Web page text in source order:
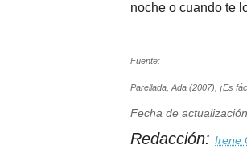
noche o cuando te
Fuente:
Parellada, Ada (2007), ¡Es
Fecha de
Redacción: Irene